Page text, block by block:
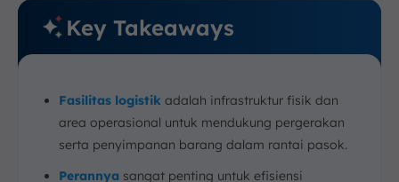
Key Takeaways
Fasilitas logistik adalah infrastruktur fisik dan
area operasional untuk mendukung pergerakan
serta penyimpanan barang dalam rantai pasok.
Perannya sangat penting untuk efisiensi